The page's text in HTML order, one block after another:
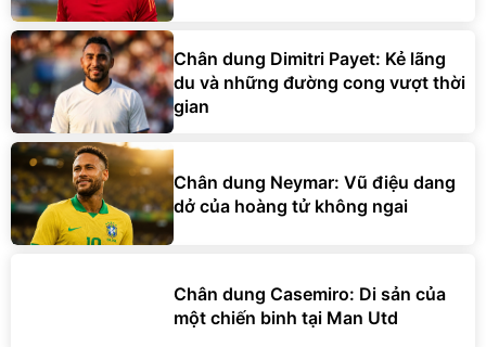
Chân dung Dimitri Payet: Kẻ lãng
du và những đường cong vượt thời
gian
Chân dung Neymar: Vũ điệu dang
dở của hoàng tử không ngai
Chân dung Casemiro: Di sản của
một chiến binh tại Man Utd